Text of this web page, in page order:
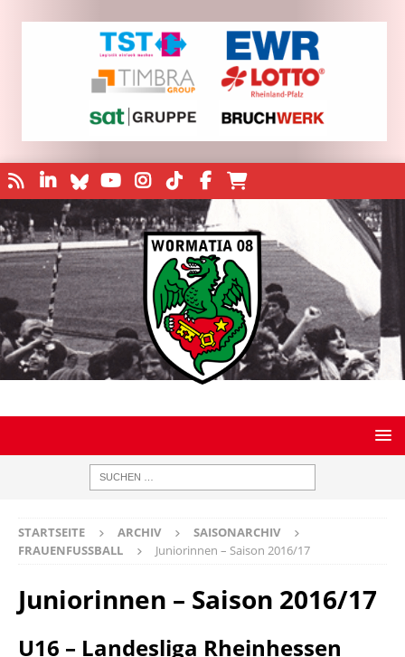
STARTSEITE ARCHIV
SAISONARCHIV
FRAUENFUSSBALL
Juniorinnen – Saison 2016/17
Juniorinnen – Saison 2016/17
U16 – Landesliga Rheinhessen